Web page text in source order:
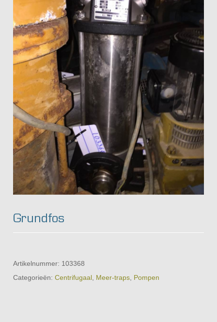
Grundfos
Artikelnummer: 103368
Categorieën: Centrifugaal, Meer-traps, Pompen